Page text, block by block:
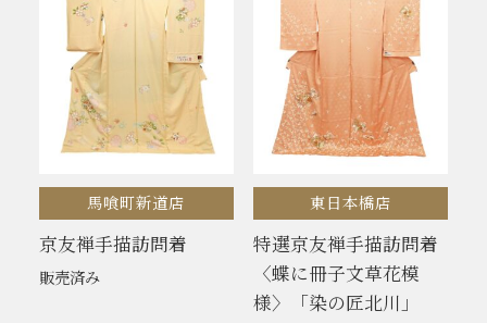
馬喰町新道店
京友禅手描訪問着
販売済み
東日本橋店
特選京友禅手描訪問着
〈蝶に冊子文草花模
様〉「染の匠北川」